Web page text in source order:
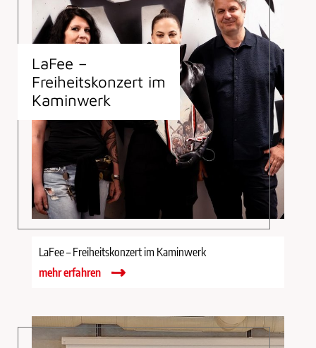
LaFee –
Freiheitskonzert im
Kaminwerk
LaFee – Freiheitskonzert im Kaminwerk
mehr erfahren